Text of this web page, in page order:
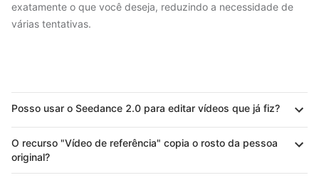
exatamente o que você deseja, reduzindo a necessidade de
várias tentativas.
Posso usar o Seedance 2.0 para editar vídeos que já fiz?
O recurso "Vídeo de referência" copia o rosto da pessoa
original?